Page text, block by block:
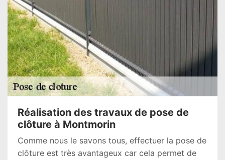
Réalisation des travaux de pose de
clôture à Montmorin
Comme nous le savons tous, effectuer la pose de
clôture est très avantageux car cela permet de